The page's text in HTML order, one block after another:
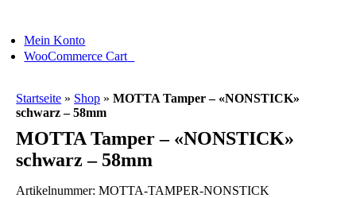
content
Mein Konto
WooCommerce Cart0
Startseite » Shop »MOTTA Tamper – «NONSTICK»
schwarz – 58mm
MOTTA Tamper – «NONSTICK»
schwarz – 58mm
Artikelnummer:MOTTA-TAMPER-NONSTICK